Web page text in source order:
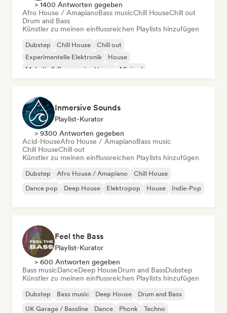
> 1400 Antworten gegeben
Afro House / AmapianoBass musicChill HouseChill out
Drum and Bass
Künstler zu meinen einflussreichen Playlists hinzufügen
Dubstep Chill House
Chill out
Experimentelle Elektronik
House
Melodic & Progressive House
Minimal
Inmersive Sounds
Playlist-Kurator
> 9300 Antworten gegeben
Acid-HouseAfro House / AmapianoBass music
Chill HouseChill out
Künstler zu meinen einflussreichen Playlists hinzufügen
Dubstep Afro House / Amapiano
Chill House
Dance pop
Deep House Elektropop House Indie-Pop
Feel the Bass
Playlist-Kurator
> 600 Antworten gegeben
Bass musicDanceDeep HouseDrum and BassDubstep
Künstler zu meinen einflussreichen Playlists hinzufügen
Dubstep Bass music Deep House
Drum and Bass
UK Garage / Bassline
Dance Phonk Techno